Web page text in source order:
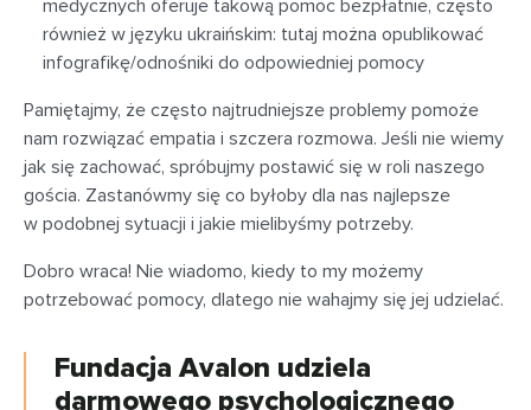
medycznych oferuje takową pomoc bezpłatnie, często
również w języku ukraińskim: tutaj można opublikować
infografikę/odnośniki do odpowiedniej pomocy
Pamiętajmy, że często najtrudniejsze problemy pomoże
nam rozwiązać empatia i szczera rozmowa. Jeśli nie wiemy
jak się zachować, spróbujmy postawić się w roli naszego
gościa. Zastanówmy się co byłoby dla nas najlepsze
w podobnej sytuacji i jakie mielibyśmy potrzeby.
Dobro wraca! Nie wiadomo, kiedy to my możemy
potrzebować pomocy, dlatego nie wahajmy się jej udzielać.
Fundacja Avalon udziela
darmowego psychologicznego